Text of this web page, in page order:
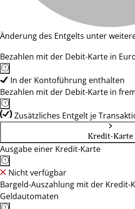
Änderung des Entgelts unter
Bezahlen mit der Debit-Karte in
In der Kontoführung enthalten
Bezahlen mit der Debit-Karte in
Zusätzliches Entgelt je
Kredit-Karte
Ausgabe einer Kredit-Karte
Nicht verfügbar
Bargeld-Auszahlung mit der Kredit-
Geldautomaten